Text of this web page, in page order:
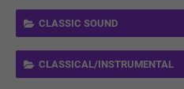
CLASSIC SOUND
CLASSICAL/INSTRUMENTAL